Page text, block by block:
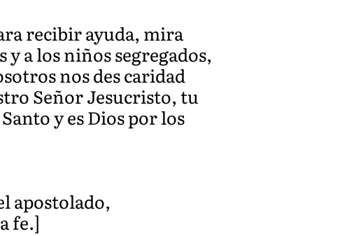
recibir ayuda, mira
a los niños segregados,
nos des caridad
Señor Jesucristo, tu
y es Dios por los
apostolado,
fe.]